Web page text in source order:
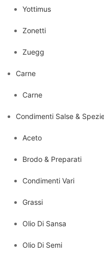
Yottimus
Zonetti
Zuegg
Carne
Carne
Condimenti Salse &
Aceto
Brodo & Preparati
Condimenti Vari
Grassi
Olio Di Sansa
Olio Di Semi